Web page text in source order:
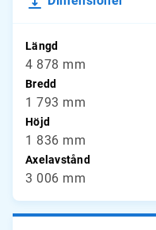
Längd
4 878 mm
Bredd
1 793 mm
Höjd
1 836 mm
Axelavstånd
3 006 mm